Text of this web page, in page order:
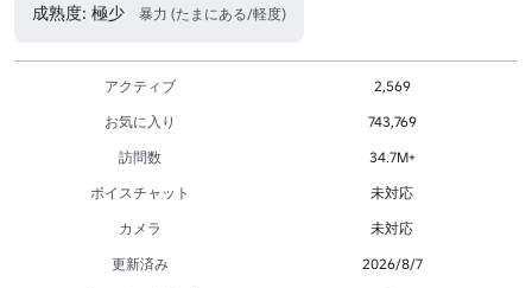
成熟度: 極少 暴力 (たまにある/軽度)
アクティブ
2,569
お気に入り
743,769
訪問数
34.7M+
ボイスチャット
未対応
カメラ
未対応
更新済み
2026/8/7